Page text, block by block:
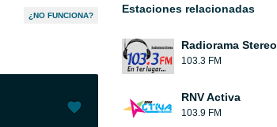
¿NO FUNCIONA?
Estaciones relacionadas
Radiorama Stereo
103.3 FM
RNV Activa
103.9 FM